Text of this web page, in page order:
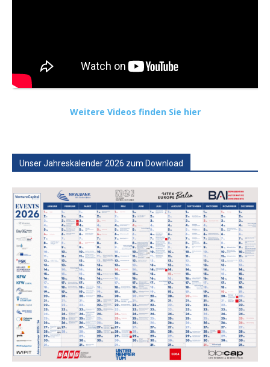
Weitere Videos finden Sie hier
Unser Jahreskalender 2026 zum Download